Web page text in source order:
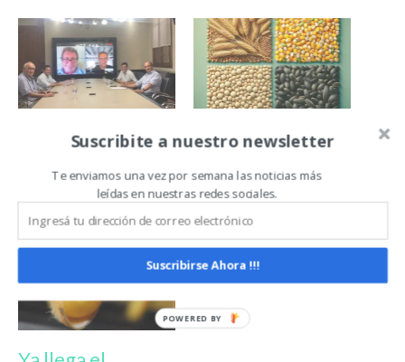
Reunión de
Secretaría de
Bioeconomia y las
4 Cadenas
Las 4 Cadenas te
en el Congreso
Aapresid: Todo
está Conectado
Suscribite a nuestro newsletter
Te enviamos una vez por semana las noticias más
leídas en nuestras redes sociales.
Suscribirse Ahora !!!